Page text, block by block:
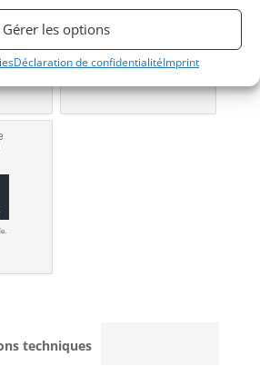
Gérer les options
Déclaration de confidentialitéImprint
techniques